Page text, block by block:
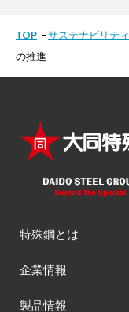
TOP サステナビリティ
の推進
特殊鋼とは
企業情報
製品情報